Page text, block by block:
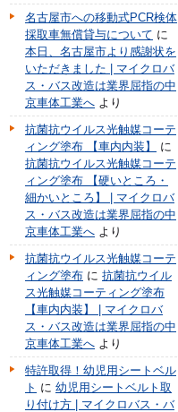
名古屋市への移動式PCR検体
採取車無償貸与について に
本日、名古屋市より感謝状を
いただきました | マイクロバ
ス・バス改造は業界屈指の中
京車体工業へ より
抗菌抗ウイルス光触媒コーテ
ィング塗布 【車内内装】
に
抗菌抗ウイルス光触媒コーテ
ィング塗布 【硬いところ・
細かいところ】 | マイクロバ
ス・バス改造は業界屈指の中
京車体工業へ より
抗菌抗ウイルス光触媒コーテ
ィング塗布 に 抗菌抗ウイル
ス光触媒コーティング塗布
【車内内装】 | マイクロバ
ス・バス改造は業界屈指の中
京車体工業へ より
特許取得！幼児用シートベル
ト に 幼児用シートベルト取
り付け方 | マイクロバス・バ